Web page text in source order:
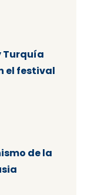
Turquía
el festival
de la